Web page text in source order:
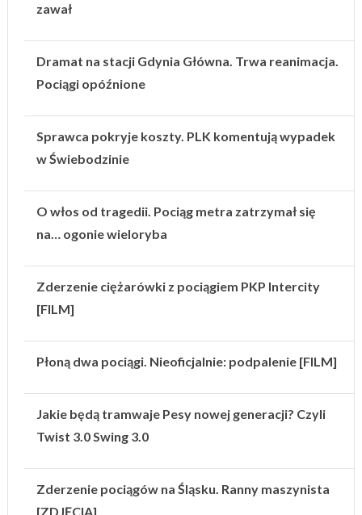
zawał
Dramat na stacji Gdynia Główna. Trwa reanimacja.
Pociągi opóźnione
Sprawca pokryje koszty. PLK komentują wypadek
w Świebodzinie
O włos od tragedii. Pociąg metra zatrzymał się
na… ogonie wieloryba
Zderzenie ciężarówki z pociągiem PKP Intercity
[FILM]
Płoną dwa pociągi. Nieoficjalnie: podpalenie [FILM]
Jakie będą tramwaje Pesy nowej generacji? Czyli
Twist 3.0 Swing 3.0
Zderzenie pociągów na Śląsku. Ranny maszynista
[ZDJĘCIA]